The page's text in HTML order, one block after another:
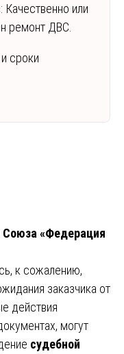
Качественно или
ремонт ДВС.
сроки
Союза «Федерация
к сожалению,
заказчика от
действия
могут
судебной